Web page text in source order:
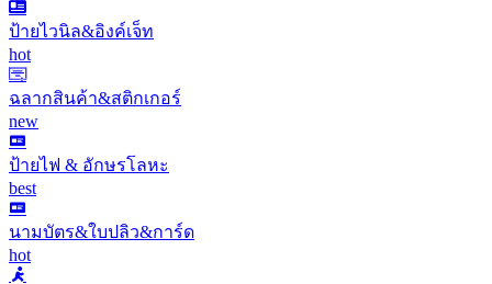
ป้ายไวนิล&อิงค์เจ็ท
hot
ฉลากสินค้า&สติกเกอร์
new
ป้ายไฟ & อักษรโลหะ
best
นามบัตร&ใบปลิว&การ์ด
hot